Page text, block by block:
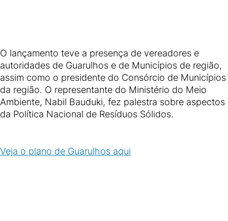
O lançamento teve a presença de vereadores e
autoridades de Guarulhos e de Municípios de região,
assim como o presidente do Consórcio de Municípios
da região. O representante do Ministério do Meio
Ambiente, Nabil Bauduki, fez palestra sobre aspectos
da Política Nacional de Resíduos Sólidos.
Veja o plano de Guarulhos aqui